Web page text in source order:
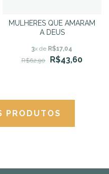
MULHERES QUE AMARAM
A DEUS
3x de R$17,04
R$62,90
R$43,60
PRODUTOS